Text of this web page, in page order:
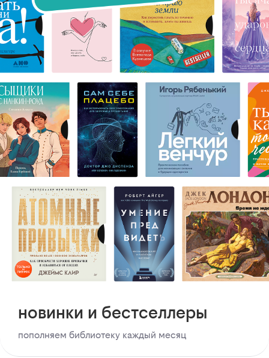
новинки и бестселлеры
пополняем библиотеку каждый месяц